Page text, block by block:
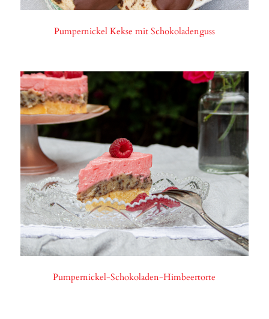
Pumpernickel Kekse mit Schokoladenguss
Pumpernickel-Schokoladen-Himbeertorte